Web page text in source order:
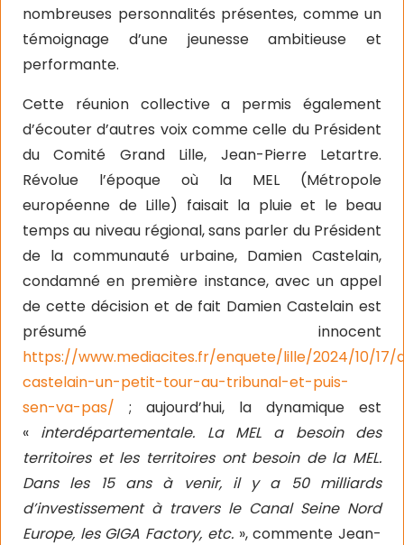
nombreuses personnalités présentes, comme un
témoignage d’une jeunesse ambitieuse et
performante.
Cette réunion collective a permis également
d’écouter d’autres voix comme celle du Président
du Comité Grand Lille, Jean-Pierre Letartre.
Révolue l’époque où la MEL (Métropole
européenne de Lille) faisait la pluie et le beau
temps au niveau régional, sans parler du Président
de la communauté urbaine, Damien Castelain,
condamné en première instance, avec un appel
de cette décision et de fait Damien Castelain est
présumé innocent
https://www.mediacites.fr/enquete/lille/2024/10/17/
castelain-un-petit-tour-au-tribunal-et-puis-
sen-va-pas/ ; aujourd’hui, la dynamique est
« interdépartementale. La MEL a besoin des
territoires et les territoires ont besoin de la MEL.
Dans les 15 ans à venir, il y a 50 milliards
d’investissement à travers le Canal Seine Nord
Europe, les GIGA Factory, etc.», commente Jean-